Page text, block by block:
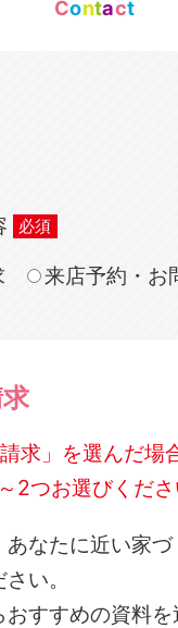
Contact
来店予約・お
求」を選んだ場
2つお選びくださ
あなたに近い家づ
い。
おすすめの資料